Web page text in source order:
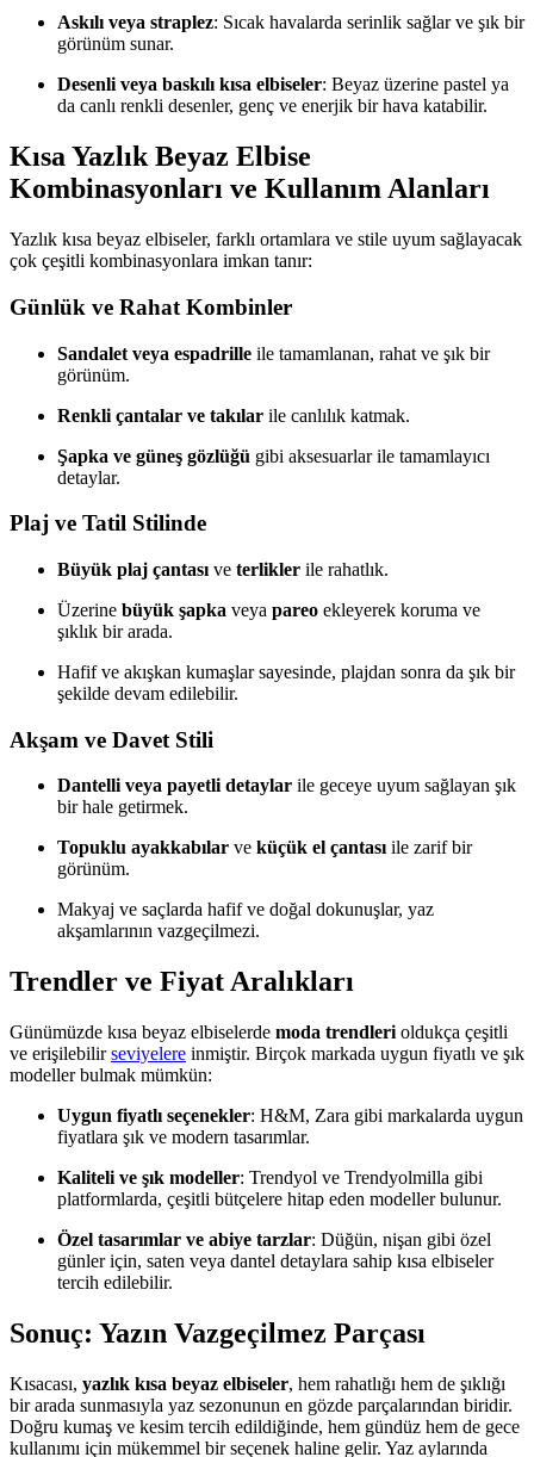
Askılı veya straplez: Sıcak havalarda serinlik sağlar ve şık bir
görünüm sunar.
Desenli veya baskılı kısa elbiseler: Beyaz üzerine pastel ya
da canlı renkli desenler, genç ve enerjik bir hava katabilir.
Kısa Yazlık Beyaz Elbise
Kombinasyonları ve Kullanım Alanları
Yazlık kısa beyaz elbiseler, farklı ortamlara ve stile uyum sağlayacak
çok çeşitli kombinasyonlara imkan tanır:
Günlük ve Rahat Kombinler
Sandalet veya espadrille ile tamamlanan, rahat ve şık bir
görünüm.
Renkli çantalar ve takılar ile canlılık katmak.
Şapka ve güneş gözlüğü gibi aksesuarlar ile tamamlayıcı
detaylar.
Plaj ve Tatil Stilinde
Büyük plaj çantası ve terlikler ile rahatlık.
Üzerine büyük şapka veya pareo ekleyerek koruma ve
şıklık bir arada.
Hafif ve akışkan kumaşlar sayesinde, plajdan sonra da şık bir
şekilde devam edilebilir.
Akşam ve Davet Stili
Dantelli veya payetli detaylar ile geceye uyum sağlayan şık
bir hale getirmek.
Topuklu ayakkabılar ve küçük el çantası ile zarif bir
görünüm.
Makyaj ve saçlarda hafif ve doğal dokunuşlar, yaz
akşamlarının vazgeçilmezi.
Trendler ve Fiyat Aralıkları
Günümüzde kısa beyaz elbiselerde moda trendleri oldukça çeşitli
ve erişilebilirseviyelere inmiştir. Birçok markada uygun fiyatlı ve şık
modeller bulmak mümkün:
Uygun fiyatlı seçenekler: H&M, Zara gibi markalarda uygun
fiyatlara şık ve modern tasarımlar.
Kaliteli ve şık modeller: Trendyol ve Trendyolmilla gibi
platformlarda, çeşitli bütçelere hitap eden modeller bulunur.
Özel tasarımlar ve abiye tarzlar: Düğün, nişan gibi özel
günler için, saten veya dantel detaylara sahip kısa elbiseler
tercih edilebilir.
Sonuç: Yazın Vazgeçilmez Parçası
Kısacası, yazlık kısa beyaz elbiseler, hem rahatlığı hem de şıklığı
bir arada sunmasıyla yaz sezonunun en gözde parçalarından biridir.
Doğru kumaş ve kesim tercih edildiğinde, hem gündüz hem de gece
kullanımı için mükemmel bir seçenek haline gelir. Yaz aylarında